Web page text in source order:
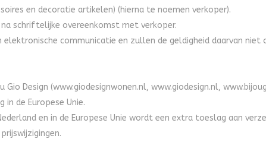
en decoratie artikelen) (hierna te noemen verkoper).
schriftelijke overeenkomst met verkoper.
communicatie en zullen de geldigheid daarvan niet
Design (www.giodesignwonen.nl, www.giodesign.nl,
in de Europese Unie.
en in de Europese Unie wordt een extra toeslag aan